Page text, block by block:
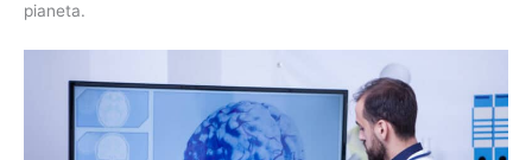
pianeta.